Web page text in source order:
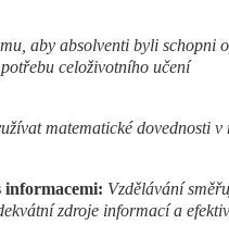
aby absolventi byli schopni
celoživotního učení
matematické dovednosti
informacemi: Vzdělávání
zdroje informací a